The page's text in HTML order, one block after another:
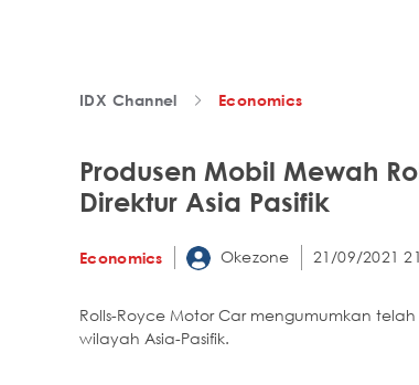
IDX Channel Economics
Produsen Mobil Mewah
Direktur Asia Pasifik
Economics Okezone 21/09/2021
Rolls-Royce Motor Car mengumumkan
wilayah Asia-Pasifik.